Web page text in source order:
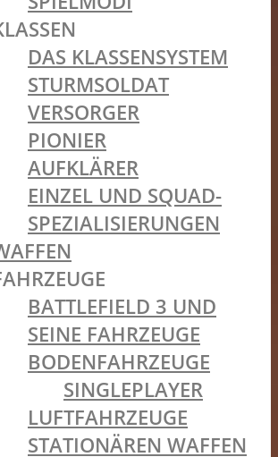
DAS KLASSENSYSTEM
STURMSOLDAT
VERSORGER
PIONIER
AUFKLÄRER
EINZEL UND SQUAD-
SPEZIALISIERUNGEN
BATTLEFIELD 3 UND
SEINE FAHRZEUGE
BODENFAHRZEUGE
SINGLEPLAYER
LUFTFAHRZEUGE
STATIONÄREN WAFFEN